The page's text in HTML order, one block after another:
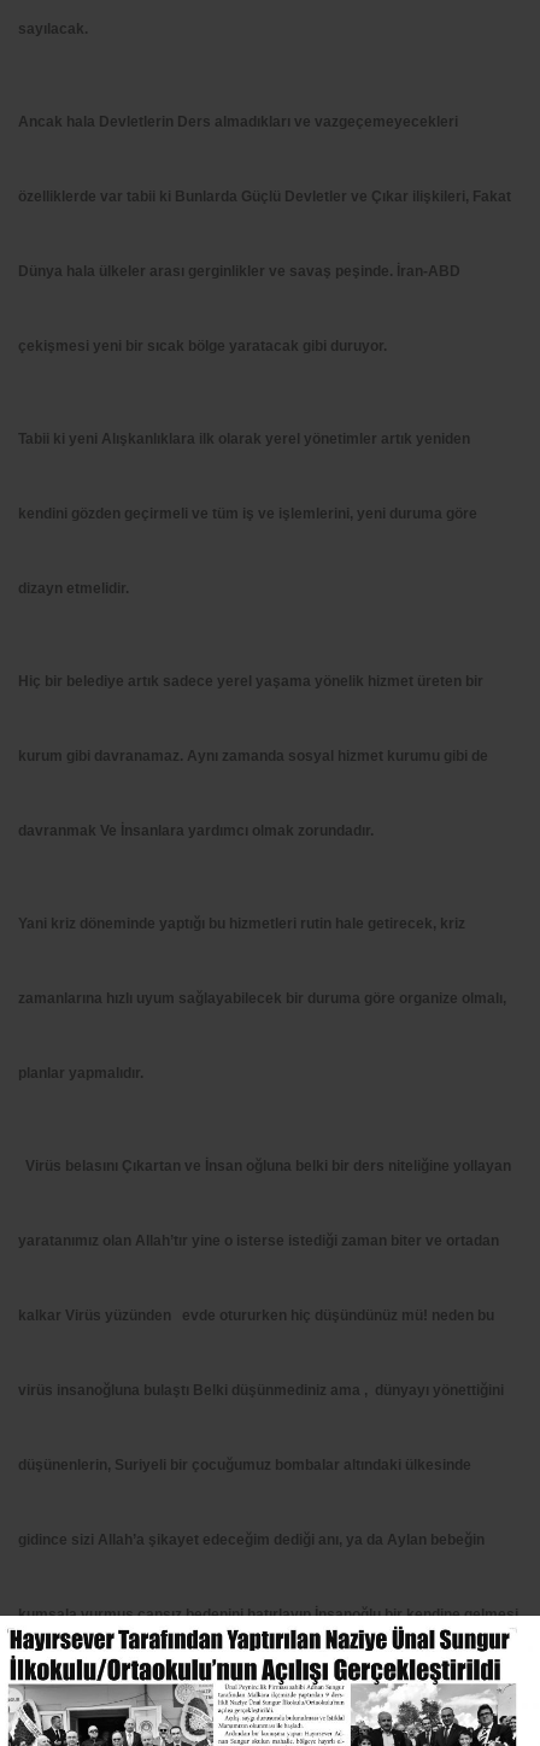
sayılacak.
Ancak hala Devletlerin Ders almadıkları ve vazgeçemeyecekleri
özelliklerde var tabii ki Bunlarda Güçlü Devletler ve Çıkar ilişkileri, Fakat
Dünya hala ülkeler arası gerginlikler ve savaş peşinde. İran-ABD
çekişmesi yeni bir sıcak bölge yaratacak gibi duruyor.
Tabii ki yeni Alışkanlıklara ilk olarak yerel yönetimler artık yeniden
kendini gözden geçirmeli ve tüm iş ve işlemlerini, yeni duruma göre
dizayn etmelidir.
Hiç bir belediye artık sadece yerel yaşama yönelik hizmet üreten bir
kurum gibi davranamaz. Aynı zamanda sosyal hizmet kurumu gibi de
davranmak Ve İnsanlara yardımcı olmak zorundadır.
Yani kriz döneminde yaptığı bu hizmetleri rutin hale getirecek, kriz
zamanlarına hızlı uyum sağlayabilecek bir duruma göre organize olmalı,
planlar yapmalıdır.
Virüs belasını Çıkartan ve İnsan oğluna belki bir ders niteliğine yollayan
yaratanımız olan Allah’tır yine o isterse istediği zaman biter ve ortadan
kalkar Virüs yüzünden evde otururken hiç düşündünüz mü! neden bu
virüs insanoğluna bulaştı Belki düşünmediniz ama , dünyayı yönettiğini
düşünenlerin, Suriyeli bir çocuğumuz bombalar altındaki ülkesinde
gidince sizi Allah’a şikayet edeceğim dediği anı, ya da Aylan bebeğin
kumsala vurmuş cansız bedenini hatırlayıp İnsanoğlu bir kendine gelmesi
gerekmez mi artık.